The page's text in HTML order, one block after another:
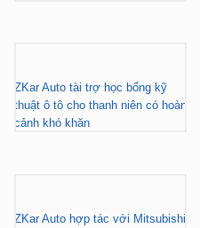
ZKar Auto tài trợ học bổng kỹ
thuật ô tô cho thanh niên có hoàn
cảnh khó khăn
ZKar Auto hợp tác với Mitsubishi